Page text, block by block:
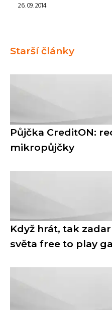
26. 09. 2014
Starší články
Půjčka CreditON:
mikropůjčky
Když hrát, tak
světa free to play